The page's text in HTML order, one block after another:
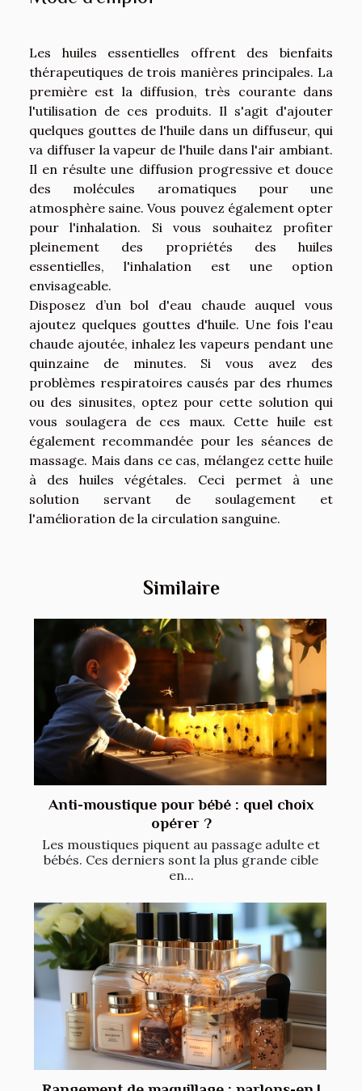
Les huiles essentielles offrent des bienfaits
thérapeutiques de trois manières principales. La
première est la diffusion, très courante dans
l'utilisation de ces produits. Il s'agit d'ajouter
quelques gouttes de l'huile dans un diffuseur, qui
va diffuser la vapeur de l'huile dans l'air ambiant.
Il en résulte une diffusion progressive et douce
des molécules aromatiques pour une
atmosphère saine. Vous pouvez également opter
pour l'inhalation. Si vous souhaitez profiter
pleinement des propriétés des huiles
essentielles, l'inhalation est une option
envisageable.
Disposez d’un bol d'eau chaude auquel vous
ajoutez quelques gouttes d'huile. Une fois l'eau
chaude ajoutée, inhalez les vapeurs pendant une
quinzaine de minutes. Si vous avez des
problèmes respiratoires causés par des rhumes
ou des sinusites, optez pour cette solution qui
vous soulagera de ces maux. Cette huile est
également recommandée pour les séances de
massage. Mais dans ce cas, mélangez cette huile
à des huiles végétales. Ceci permet à une
solution servant de soulagement et
l'amélioration de la circulation sanguine.
Similaire
Anti-moustique pour bébé : quel choix
opérer ?
Les moustiques piquent au passage adulte et
bébés. Ces derniers sont la plus grande cible
en...